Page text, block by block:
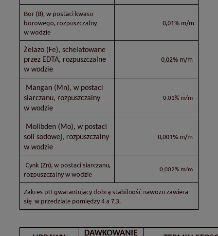
Bor (B), w postaci kwasu
borowego, rozpuszczalny
w wodzie
0,01% m/m
Żelazo (Fe), schelatowane
przez EDTA, rozpuszczalne
w wodzie
0,02% m/m
Mangan (Mn), w postaci
siarczanu, rozpuszczalny
w wodzie
0,01% m/m
Molibden (Mo), w postaci
soli sodowej, rozpuszczalny
w wodzie
0,001% m/m
Cynk (Zn), w postaci siarczanu,
rozpuszczalny w wodzie
0,002% m/m
Zakres pH gwarantujący dobrą stabilność nawozu zawiera
się w przedziale pomiędzy 4 a 7,3.
DAWKOWANIE